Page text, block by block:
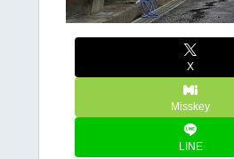
X
Misskey
LINE